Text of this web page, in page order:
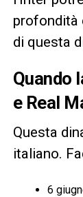
profondità
di questa
Quando
e Real
Questa
italiano.
6